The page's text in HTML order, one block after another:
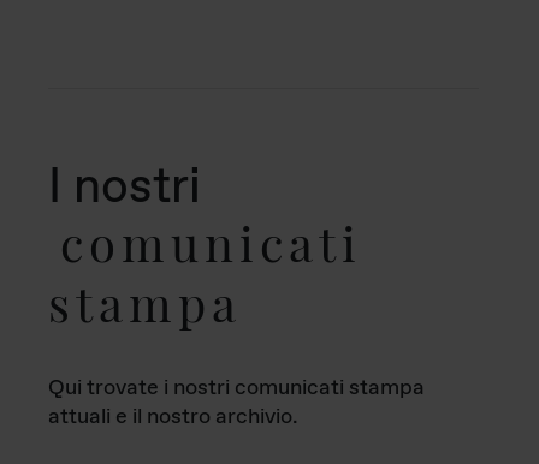
I nostri
comunicati
stampa
Qui trovate i nostri comunicati stampa
attuali e il nostro archivio.